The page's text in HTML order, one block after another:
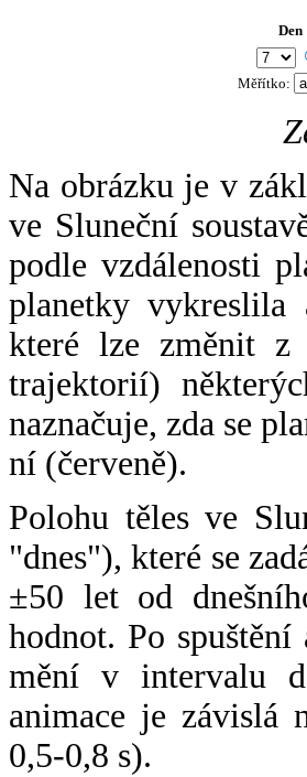
Den
Měřítko:
Na obrázku je v
ve Sluneční
podle vzdálenosti
planetky
které lze změnit z
trajektorií)
naznačuje, zda se
ní (červeně).
Polohu těles ve
"dnes"), které se
±50 let od
hodnot. Po spuštění
mění v intervalu
animace je závislá
0,5-0,8 s).